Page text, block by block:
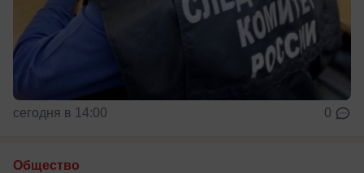
сегодня в 14:00 0
Общество